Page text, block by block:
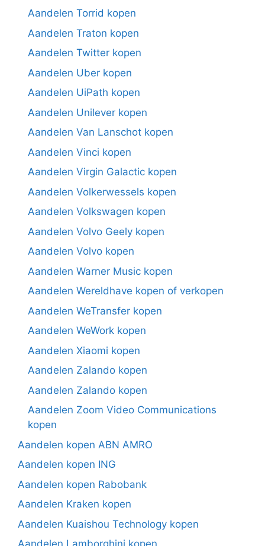
Aandelen Torrid kopen
Aandelen Traton kopen
Aandelen Twitter kopen
Aandelen Uber kopen
Aandelen UiPath kopen
Aandelen Unilever kopen
Aandelen Van Lanschot kopen
Aandelen Vinci kopen
Aandelen Virgin Galactic kopen
Aandelen Volkerwessels kopen
Aandelen Volkswagen kopen
Aandelen Volvo Geely kopen
Aandelen Volvo kopen
Aandelen Warner Music kopen
Aandelen Wereldhave kopen of verkopen
Aandelen WeTransfer kopen
Aandelen WeWork kopen
Aandelen Xiaomi kopen
Aandelen Zalando kopen
Aandelen Zalando kopen
Aandelen Zoom Video Communications
kopen
Aandelen kopen ABN AMRO
Aandelen kopen ING
Aandelen kopen Rabobank
Aandelen Kraken kopen
Aandelen Kuaishou Technology kopen